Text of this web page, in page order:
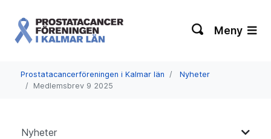
Meny
Prostatacancerföreningen i Kalmar län
Nyheter
Medlemsbrev 9 2025
Nyheter